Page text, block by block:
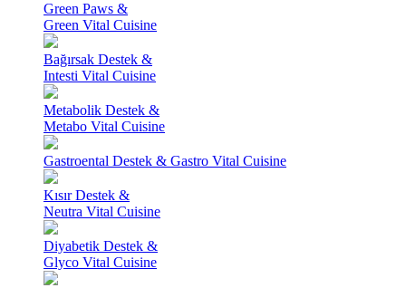
Green Paws &
Green Vital Cuisine
Bağırsak Destek &
Intesti Vital Cuisine
Metabolik Destek &
Metabo Vital Cuisine
Gastroental Destek & Gastro Vital Cuisine
Kısır Destek &
Neutra Vital Cuisine
Diyabetik Destek &
Glyco Vital Cuisine